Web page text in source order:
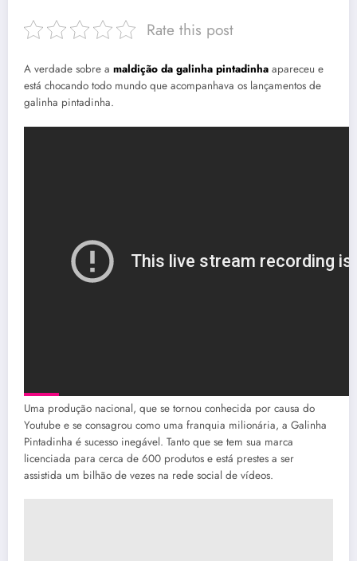
Rate this post
A verdade sobre a maldição da galinha pintadinha apareceu e
está chocando todo mundo que acompanhava os lançamentos de
galinha pintadinha.
Uma produção nacional, que se tornou conhecida por causa do
Youtube e se consagrou como uma franquia milionária, a Galinha
Pintadinha é sucesso inegável. Tanto que se tem sua marca
licenciada para cerca de 600 produtos e está prestes a ser
assistida um bilhão de vezes na rede social de vídeos.